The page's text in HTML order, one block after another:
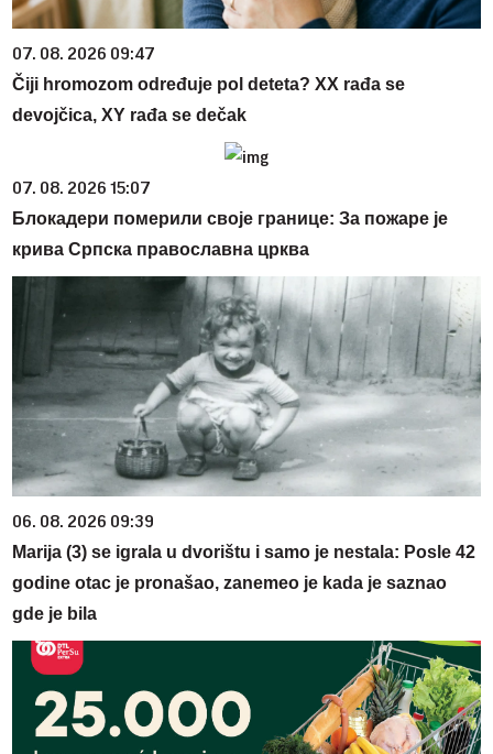
07. 08. 2026 09:47
Čiji hromozom određuje pol deteta? XX rađa se
devojčica, XY rađa se dečak
07. 08. 2026 15:07
Блокадери померили своје границе: За пожаре је
крива Српска православна црква
06. 08. 2026 09:39
Marija (3) se igrala u dvorištu i samo je nestala: Posle 42
godine otac je pronašao, zanemeo je kada je saznao
gde je bila